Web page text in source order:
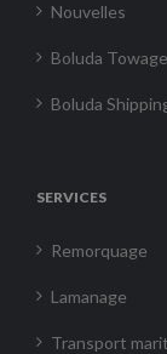
Nouvelles
Boluda Towage
Boluda
SERVICES
Remorquage
Lamanage
Transport